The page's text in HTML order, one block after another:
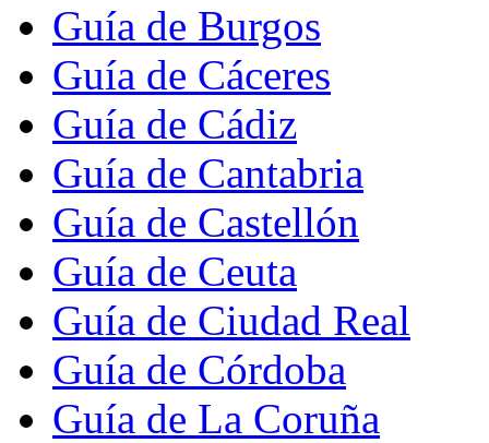
Guía de Burgos
Guía de Cáceres
Guía de Cádiz
Guía de Cantabria
Guía de Castellón
Guía de Ceuta
Guía de Ciudad Real
Guía de Córdoba
Guía de La Coruña